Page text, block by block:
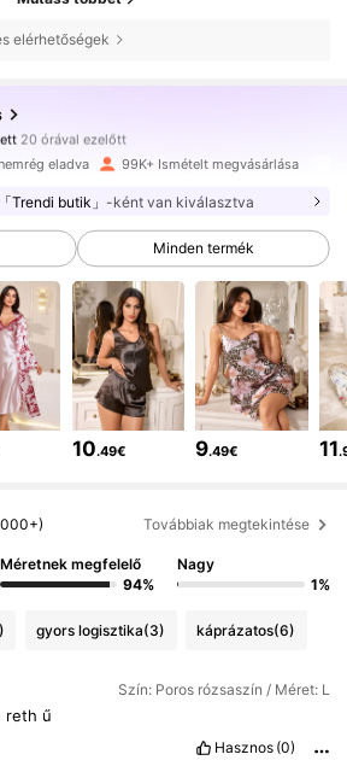
elérhetőségek
Követők
1 órával ezelőtt
Követők
Követők
Követők
Követők
eladva 99K+ Ismételt megvásárlása
「Trendi butik」 -ként van kiválasztva
Minden termék
10.49€ 9.49€ 11
Továbbiak megtekintése
Méretnek megfelelő
94%
Nagy
1%
gyors logisztika(3) káprázatos(6)
Szín: Poros rózsaszín / Méret: L
reth ű
Hasznos (0)